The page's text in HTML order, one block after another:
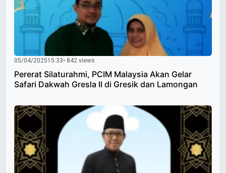
05/04/202515:33• 842 views
Pererat Silaturahmi, PCIM Malaysia Akan Gelar
Safari Dakwah Gresla II di Gresik dan Lamongan